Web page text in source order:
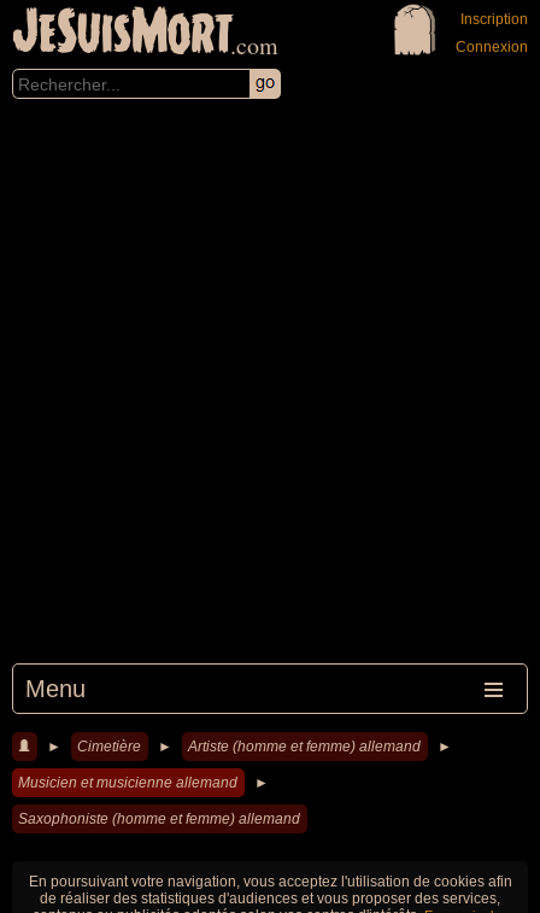
JeSuisMort.com
Menu
Inscription
Connexion
► Cimetière ► Artiste (homme et femme) allemand ►
Musicien et musicienne allemand ►
Saxophoniste (homme et femme) allemand
En poursuivant votre navigation, vous acceptez l'utilisation de cookies afin
de réaliser des statistiques d'audiences et vous proposer des services,